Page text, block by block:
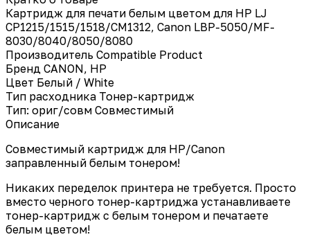
Картридж для печати белым цветом для HP LJ
CP1215/1515/1518/CM1312, Canon LBP-5050/MF-
8030/8040/8050/8080
Производитель Compatible Product
Бренд CANON, HP
Цвет Белый / White
Тип расходника Тонер-картридж
Тип: ориг/совм Совместимый
Описание
Совместимый картридж для HP/Canon
заправленный белым тонером!
Никаких переделок принтера не требуется. Просто
вместо черного тонер-картриджа устанавливаете
тонер-картридж с белым тонером и печатаете
белым цветом!